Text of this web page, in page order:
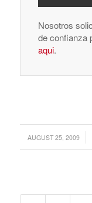
Nosotros
de confianza
aqui.
AUGUST 25, 2009
/